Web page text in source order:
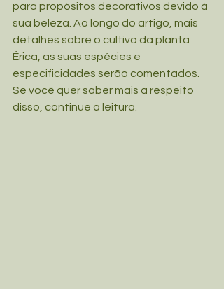
para propósitos decorativos devido à
sua beleza. Ao longo do artigo, mais
detalhes sobre o cultivo da planta
Érica, as suas espécies e
especificidades serão comentados.
Se você quer saber mais a respeito
disso, continue a leitura.